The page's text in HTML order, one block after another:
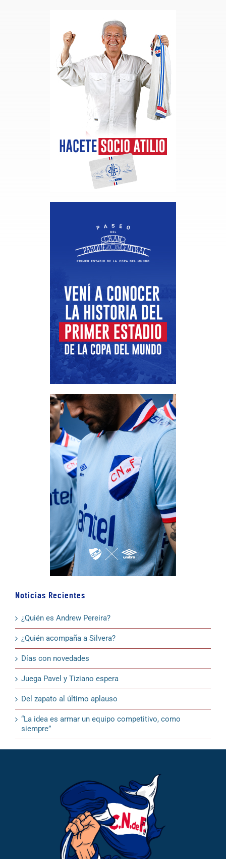
Noticias Recientes
¿Quién es Andrew Pereira?
¿Quién acompaña a Silvera?
Días con novedades
Juega Pavel y Tiziano espera
Del zapato al último aplauso
“La idea es armar un equipo competitivo, como
siempre”